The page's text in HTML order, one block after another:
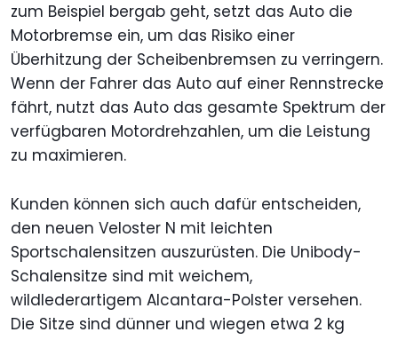
zum Beispiel bergab geht, setzt das Auto die
Motorbremse ein, um das Risiko einer
Überhitzung der Scheibenbremsen zu verringern.
Wenn der Fahrer das Auto auf einer Rennstrecke
fährt, nutzt das Auto das gesamte Spektrum der
verfügbaren Motordrehzahlen, um die Leistung
zu maximieren.
Kunden können sich auch dafür entscheiden,
den neuen Veloster N mit leichten
Sportschalensitzen auszurüsten. Die Unibody-
Schalensitze sind mit weichem,
wildlederartigem Alcantara-Polster versehen.
Die Sitze sind dünner und wiegen etwa 2 kg